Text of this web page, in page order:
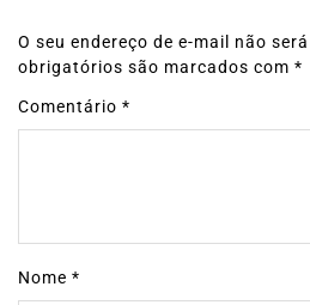
O seu endereço de e-mail não
obrigatórios são marcados com *
Comentário *
Nome *